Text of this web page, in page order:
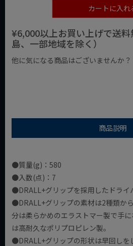
カートに入れ
¥6,000以上お買い上げで送
島、一部地域を除く）
他に気になる商品はございませんか？
商品説明
●質量(g)：580
●入数(点)：7
●DRALL+グリップを採用したドライ
●DRALL+グリップの素材は2種類か
分は柔らかめのエラストマー製で手
は高耐久なポリプロピレン製。
●DRALL+グリップの形状は早回しを